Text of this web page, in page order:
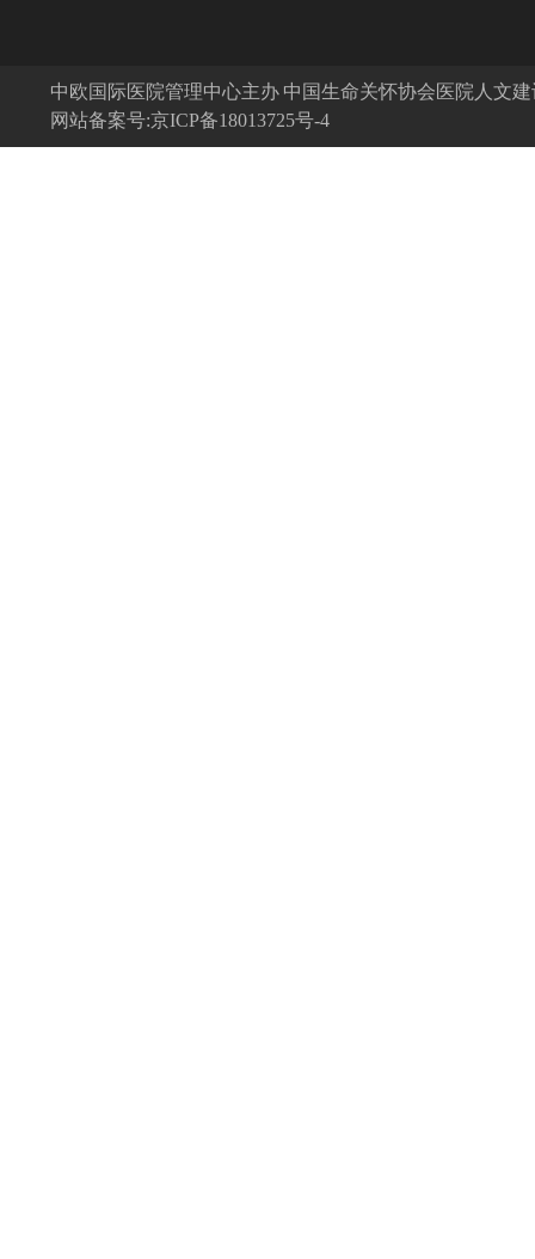
中欧国际医院管理中心主办 中国生命关怀协会医院人文
网站备案号:京ICP备18013725号-4